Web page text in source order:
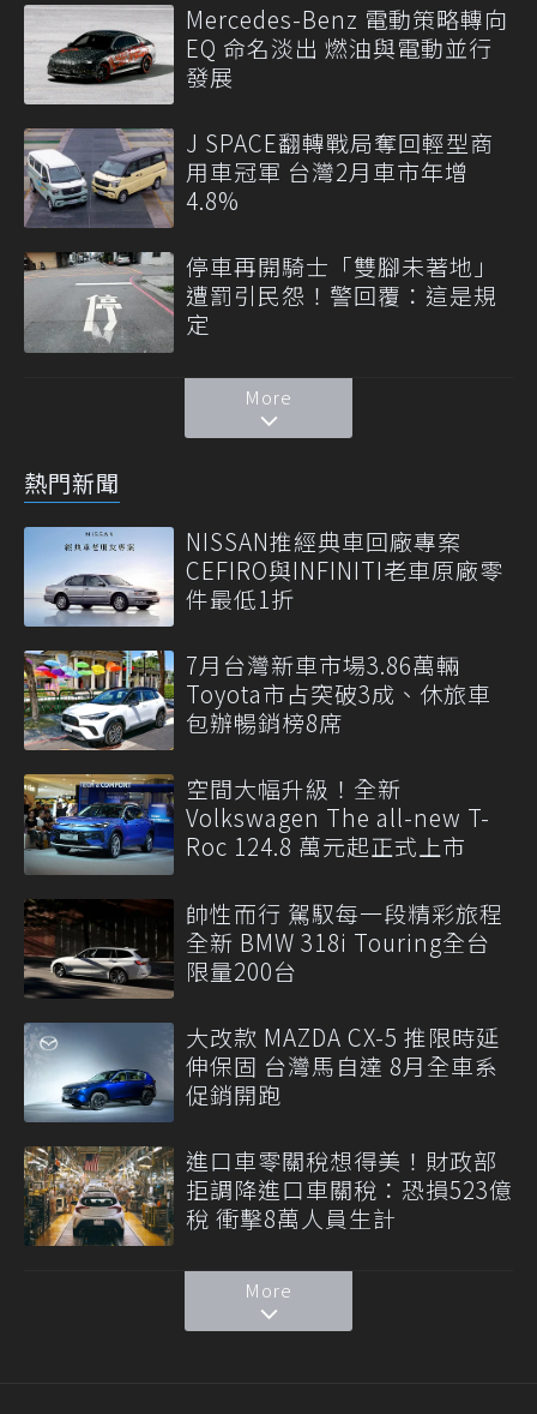
Mercedes-Benz 電動策略轉向
EQ 命名淡出 燃油與電動並行
發展
J SPACE翻轉戰局奪回輕型商
用車冠軍 台灣2月車市年增
4.8%
停車再開騎士「雙腳未著地」
遭罰引民怨！警回覆：這是規
定
More
熱門新聞
NISSAN推經典車回廠專案
CEFIRO與INFINITI老車原廠零
件最低1折
7月台灣新車市場3.86萬輛
Toyota市占突破3成、休旅車
包辦暢銷榜8席
空間大幅升級！全新
Volkswagen The all-new T-
Roc 124.8 萬元起正式上市
帥性而行 駕馭每一段精彩旅程
全新 BMW 318i Touring全台
限量200台
大改款 MAZDA CX-5 推限時延
伸保固 台灣馬自達 8月全車系
促銷開跑
進口車零關稅想得美！財政部
拒調降進口車關稅：恐損523億
稅 衝擊8萬人員生計
More